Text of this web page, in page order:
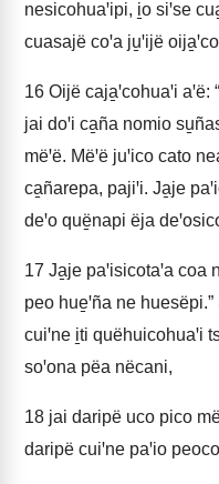
nesicohuaꞌipi, i̱o siꞌse
cuasajë coꞌa ju̱ꞌijë
16 Oijë caja̱ꞌcohuaꞌi
jai doꞌi ca̱ña nomio
mëꞌë. Mëꞌë juꞌico cato
ca̱ñarepa, pajiꞌi. Ja̱je
deꞌo quë̱napi ëja
17 Ja̱je paꞌisicotaꞌa coa
peo hue̱ꞌña ne
cuiꞌne i̱ti quëhuicohuaꞌi
soꞌona pëa nëcani,
18 jai daripë uco pico
daripë cuiꞌne paꞌio